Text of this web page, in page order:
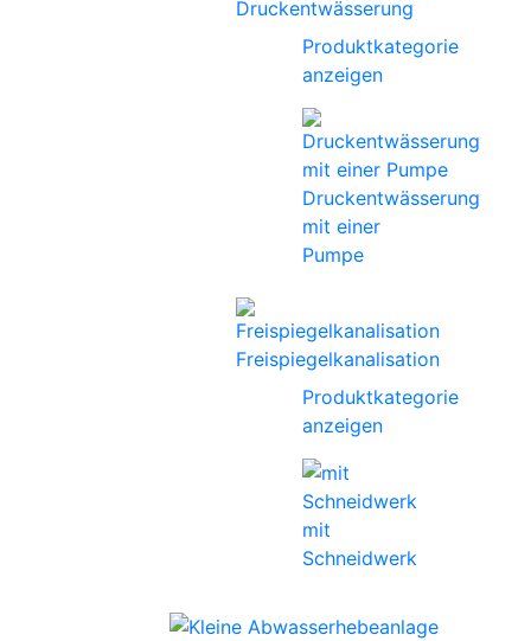
Druckentwässerung
Produktkategorie
anzeigen
Druckentwässerung
mit einer
Pumpe
Freispiegelkanalisation
Produktkategorie
anzeigen
mit
Schneidwerk